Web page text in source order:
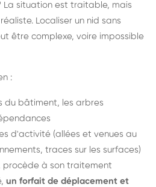
La situation est traitable, mais
Localiser un nid sans
être complexe, voire impossible
:
du bâtiment, les arbres
d'activité (allées et venues au
traces sur les surfaces)
procède à son traitement
un forfait de déplacement et